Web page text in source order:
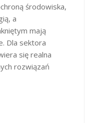
środowiska,
a
mają
Dla sektora
się realna
rozwiązań